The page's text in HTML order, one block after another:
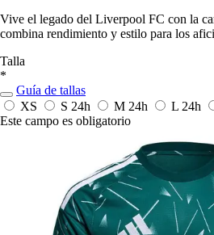
Vive el legado del Liverpool FC con la
combina rendimiento y estilo para los
Talla
*
Guía de tallas
XS
S 24h M 24h L 24h
Este campo es obligatorio